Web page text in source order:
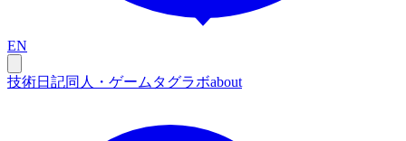
EN
技術日記同人・ゲーム タグラボabout